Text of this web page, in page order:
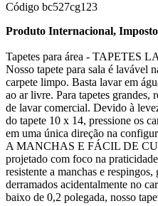
Código bc527cg123
Produto Internacional,
Tapetes para área - TAPETES
Nosso tapete para sala é lavável
carpete limpo. Basta lavar em
ao ar livre. Para tapetes grandes,
de lavar comercial. Devido à
do tapete 10 x 14, pressione os
em uma única direção na
A MANCHAS E FÁCIL DE
projetado com foco na
resistente a manchas e
derramados acidentalmente no
baixo de 0,2 polegada, nosso